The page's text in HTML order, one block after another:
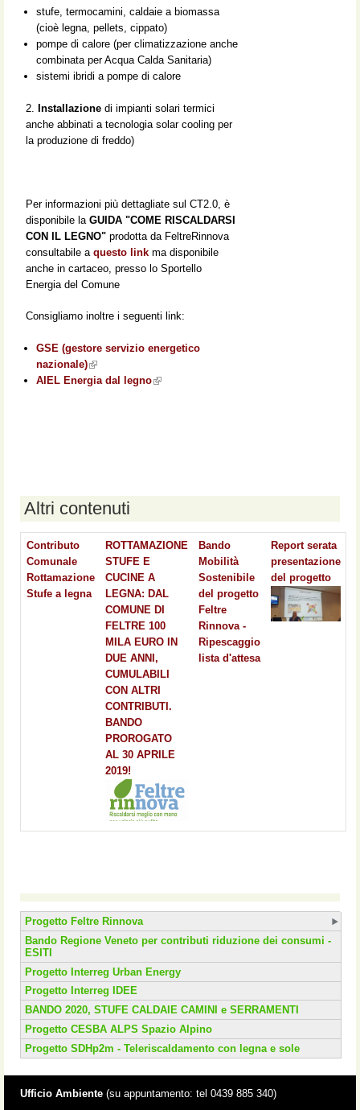
stufe, termocamini, caldaie a biomassa
(cioè legna, pellets, cippato)
pompe di calore (per climatizzazione anche
combinata per Acqua Calda Sanitaria)
sistemi ibridi a pompe di calore
2. Installazione di impianti solari termici
anche abbinati a tecnologia solar cooling per
la produzione di freddo)
Per informazioni più dettagliate sul CT2.0, è
disponibile la GUIDA "COME RISCALDARSI
CON IL LEGNO"prodotta da FeltreRinnova
consultabile a questo linkma disponibile
anche in cartaceo, presso lo Sportello
Energia del Comune
Consigliamo inoltre i seguenti link:
GSE (gestore servizio energetico
nazionale)(link is external)
AIEL Energia dal legno(link is external)
Altri contenuti
Contributo
Comunale
Rottamazione
Stufe a legna
ROTTAMAZIONE
STUFE E
CUCINE A
LEGNA: DAL
COMUNE DI
FELTRE 100
MILA EURO IN
DUE ANNI,
CUMULABILI
CON ALTRI
CONTRIBUTI.
BANDO
PROROGATO
AL 30 APRILE
2019!
Bando
Mobilità
Sostenibile
del progetto
Feltre
Rinnova -
Ripescaggio
lista d'attesa
Report serata
presentazione
del progetto
Progetto Feltre Rinnova
Bando Regione Veneto per contributi riduzione dei consumi -
ESITI
Progetto Interreg Urban Energy
Progetto Interreg IDEE
BANDO 2020, STUFE CALDAIE CAMINI e SERRAMENTI
Progetto CESBA ALPS Spazio Alpino
Progetto SDHp2m - Teleriscaldamento con legna e sole
Ufficio Ambiente (su appuntamento: tel 0439 885 340)